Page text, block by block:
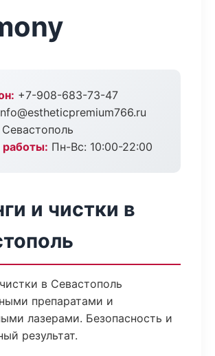
+7-908-683-73-47
Севастополь
Пн-Вс: 10:00-22:00
и чистки в
в Севастополь
препаратами и
лазерами. Безопасность и
результат.